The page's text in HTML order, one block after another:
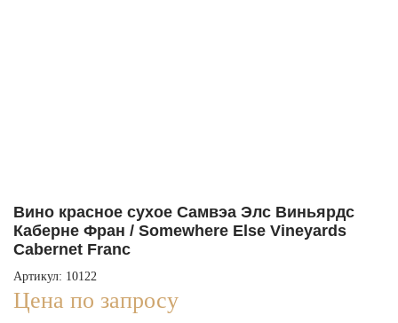
Вино красное сухое Самвэа Элс Виньярдс
Каберне Фран / Somewhere Else Vineyards
Cabernet Franc
Артикул: 10122
Цена по запросу